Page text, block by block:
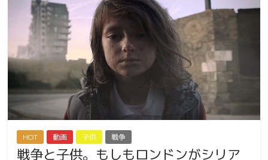
HOT 動画 子供 戦争
戦争と子供。もしもロンドンがシリア